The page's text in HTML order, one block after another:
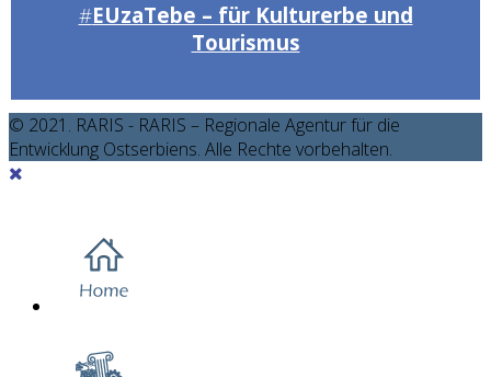
#EUzaTebe – für Kulturerbe und
Tourismus
© 2021. RARIS - RARIS – Regionale Agentur für die
Entwicklung Ostserbiens. Alle Rechte vorbehalten.